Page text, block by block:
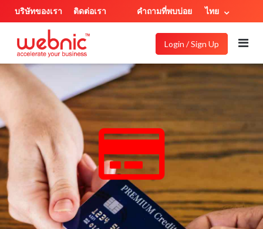
บริษัทของเรา ติดต่อเรา คำถามที่พบบ่อย ไทย
Login / Sign Up